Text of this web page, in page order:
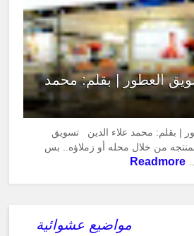
العطور | بقلم: محمد
| بقلم: محمد علاء الدين تسويق
من خلال محله أو زملاؤه.. بس
Readmore
مواضيع عشوائية